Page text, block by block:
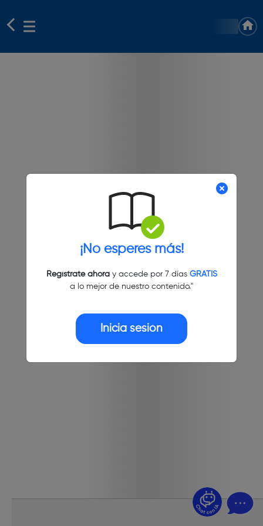
¡No esperes más!
Regístrate ahoray accede por 7 días GRATIS
a lo mejor de nuestro contenido."
Inicia sesión